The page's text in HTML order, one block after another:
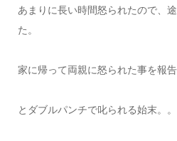
あまりに長い時間怒られたので、
た。
家に帰って両親に怒られた事を報
とダブルパンチで叱られる始末。。